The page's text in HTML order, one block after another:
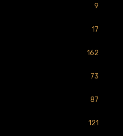
9
17
162
73
87
121